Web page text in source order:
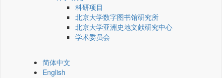
科研项目
北京大学数字图书馆研究所
北京大学亚洲史地文献研究中心
学术委员会
简体中文
English